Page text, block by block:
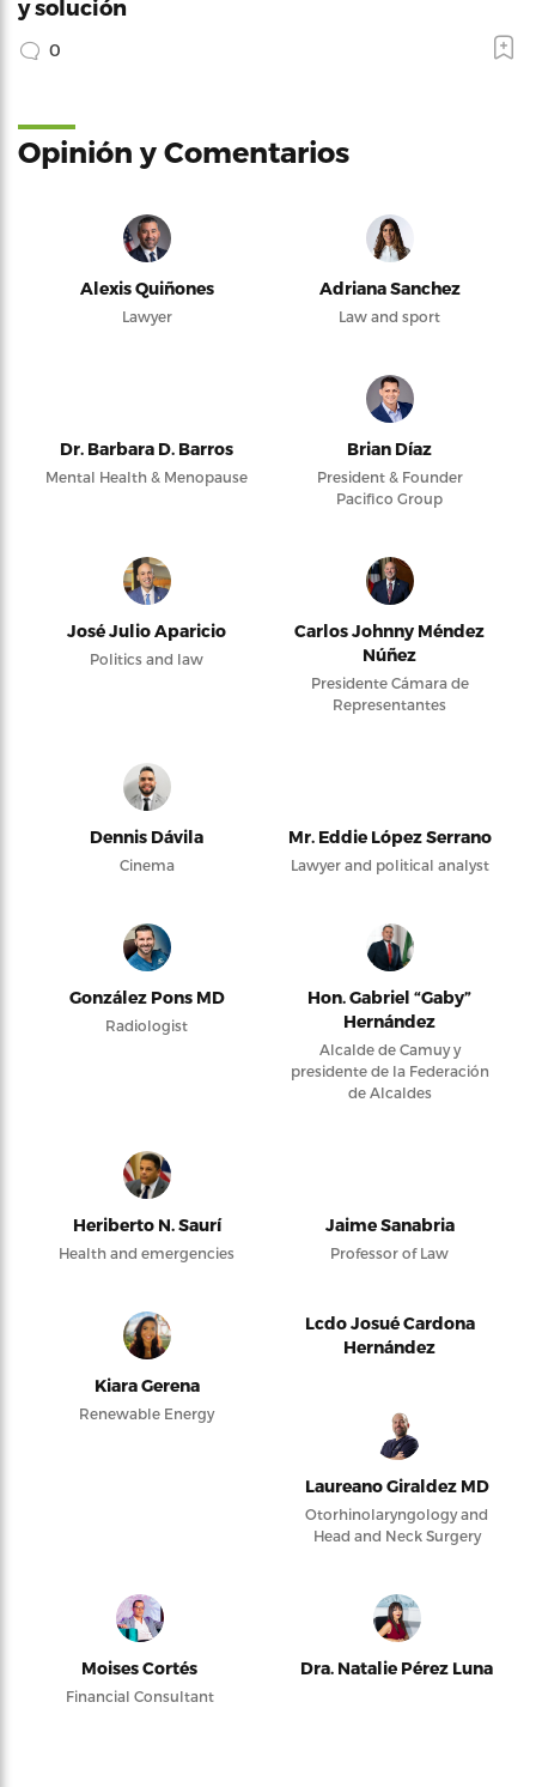
y solución
0
Opinión y Comentarios
Alexis Quiñones
Lawyer
Adriana Sanchez
Law and sport
Dr. Barbara D. Barros
Mental Health & Menopause
Brian Díaz
President & Founder
Pacifico Group
José Julio Aparicio
Politics and law
Carlos Johnny Méndez
Núñez
Presidente Cámara de
Representantes
Dennis Dávila
Cinema
Mr. Eddie López Serrano
Lawyer and political analyst
González Pons MD
Radiologist
Hon. Gabriel “Gaby”
Hernández
Alcalde de Camuy y
presidente de la Federación
de Alcaldes
Heriberto N. Saurí
Health and emergencies
Jaime Sanabria
Professor of Law
Kiara Gerena
Renewable Energy
Lcdo Josué Cardona
Hernández
Laureano Giraldez MD
Otorhinolaryngology and
Head and Neck Surgery
Moises Cortés
Financial Consultant
Dra. Natalie Pérez Luna